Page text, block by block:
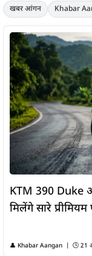
खबर आंगन Khabar
KTM 390 Duke
मिलेंगे सारे
👤 Khabar Aangan | 🕒 21